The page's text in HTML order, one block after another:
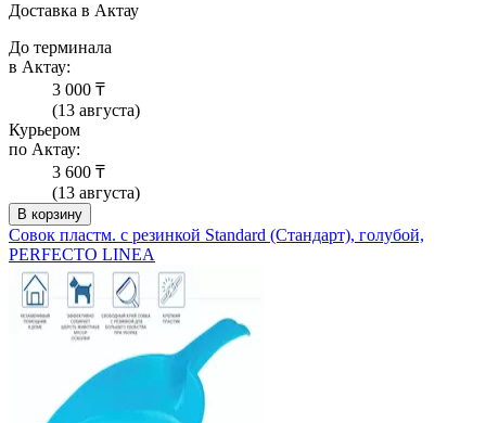
Доставка в Актау
До терминала
в Актау:
3 000 ₸
(13 августа)
Курьером
по Актау:
3 600 ₸
(13 августа)
В корзину
Совок пластм. с резинкой Standard (Стандарт), голубой,
PERFECTO LINEA